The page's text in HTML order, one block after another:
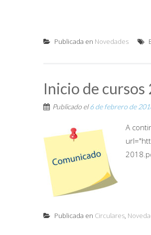
Publicada en Novedades
Inicio de cursos
Publicado el6 de febrero de
A
Publicada en Circulares,